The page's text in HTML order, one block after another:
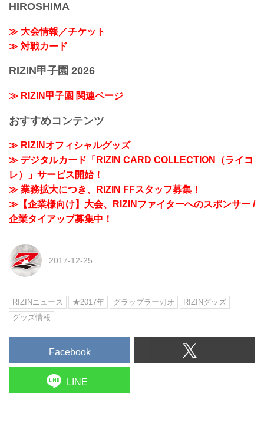
HIROSHIMA
≫ 大会情報／チケット
≫ 対戦カード
RIZIN甲子園 2026
≫ RIZIN甲子園 関連ページ
おすすめコンテンツ
≫ RIZINオフィシャルグッズ
≫ デジタルカード「RIZIN CARD COLLECTION（ライコ
レ）」サービス開始！
≫ 業務拡大につき、RIZIN FFスタッフ募集！
≫【企業様向け】大会、RIZINファイターへのスポンサー /
企業タイアップ募集中！
2017-12-25
RIZINニュース ★2017年 グラップラー刃牙
RIZINグッズ
グッズ情報
Facebook
LINE